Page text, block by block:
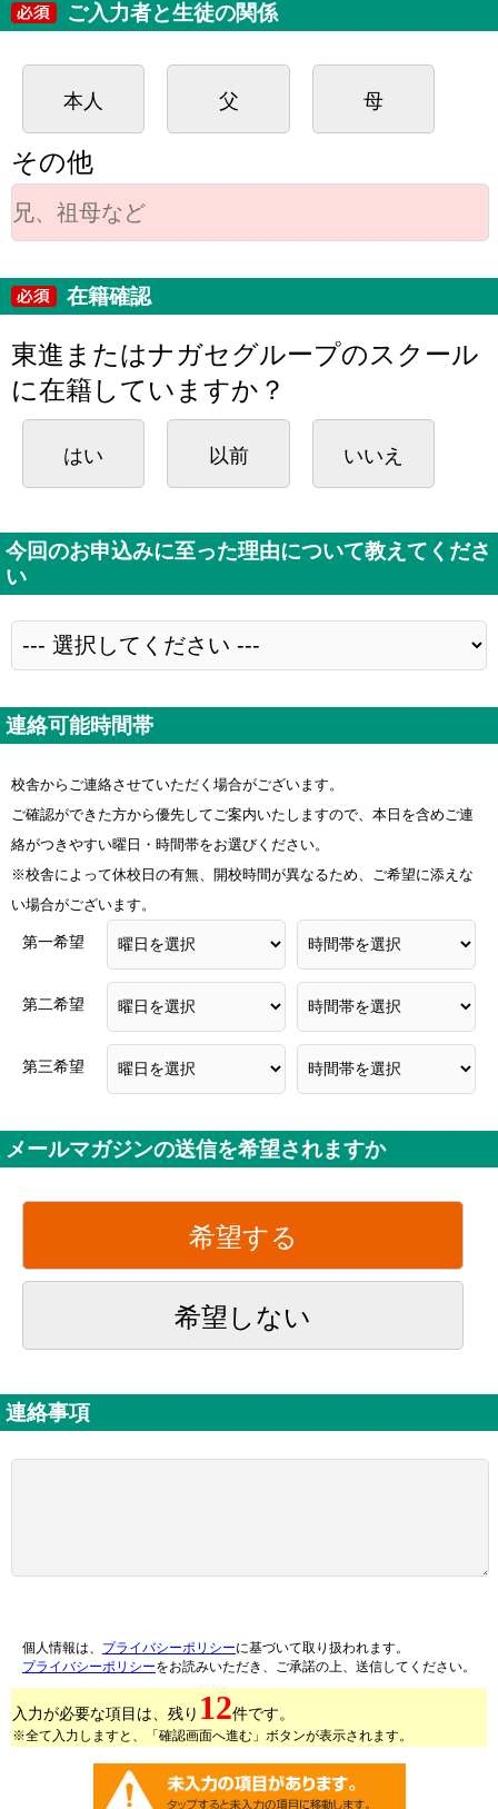
ご入力者と生徒の関係
本人 父 母
その他
在籍確認
東進またはナガセグループのスクール
に在籍していますか？
はい 以前 いいえ
今回のお申込みに至った理由について教えてくださ
い
連絡可能時間帯
校舎からご連絡させていただく場合がございます。
ご確認ができた方から優先してご案内いたしますので、本日を含めご連
絡がつきやすい曜日・時間帯をお選びください。
※校舎によって休校日の有無、開校時間が異なるため、ご希望に添えな
い場合がございます。
第一希望
第二希望
第三希望
メールマガジンの送信を希望されますか
希望する
希望しない
連絡事項
個人情報は、 プライバシーポリシーに基づいて取り扱われます。
プライバシーポリシーをお読みいただき、ご承諾の上、送信してください。
入力が必要な項目は、残り 12件です。
※全て入力しますと、「確認画面へ進む」ボタンが表示されます。